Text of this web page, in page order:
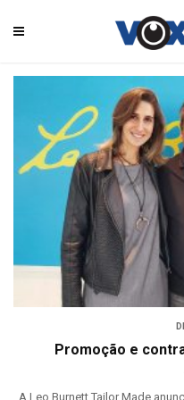
Promoção e
A Leo Burnett Tailor Made